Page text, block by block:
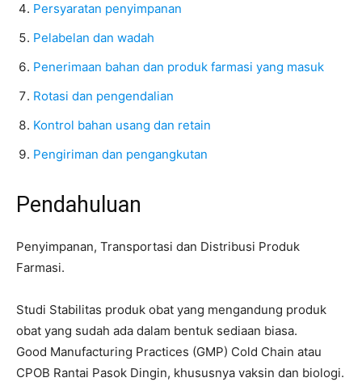
Persyaratan penyimpanan
Pelabelan dan wadah
Penerimaan bahan dan produk farmasi yang masuk
Rotasi dan pengendalian
Kontrol bahan usang dan retain
Pengiriman dan pengangkutan
Pendahuluan
Penyimpanan, Transportasi dan Distribusi Produk
Farmasi.
Studi Stabilitas produk obat yang mengandung produk
obat yang sudah ada dalam bentuk sediaan biasa.
Good Manufacturing Practices (GMP) Cold Chain atau
CPOB Rantai Pasok Dingin, khususnya vaksin dan biologi.